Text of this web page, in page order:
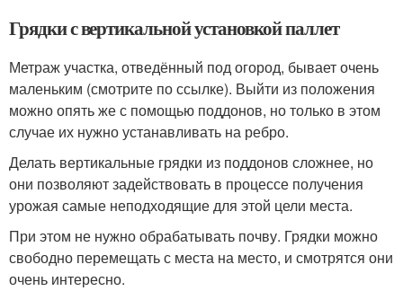
Грядки с вертикальной установкой паллет
Метраж участка, отведённый под огород, бывает очень
маленьким (смотрите по ссылке). Выйти из положения
можно опять же с помощью поддонов, но только в этом
случае их нужно устанавливать на ребро.
Делать вертикальные грядки из поддонов сложнее, но
они позволяют задействовать в процессе получения
урожая самые неподходящие для этой цели места.
При этом не нужно обрабатывать почву. Грядки можно
свободно перемещать с места на место, и смотрятся они
очень интересно.